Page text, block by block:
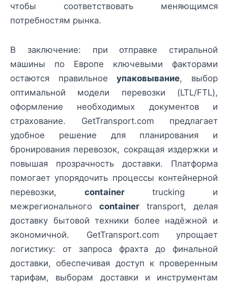
чтобы соответствовать меняющимся
потребностям рынка.
В заключение: при отправке стиральной
машины по Европе ключевыми факторами
остаются правильноеупаковывание, выбор
оптимальной модели перевозки (LTL/FTL),
оформление необходимых документов и
страхование. GetTransport.com предлагает
удобное решение для планирования и
бронирования перевозок, сокращая издержки и
повышая прозрачность доставки. Платформа
помогает упорядочить процессы контейнерной
перевозки, containertrucking и
межрегионального container transport, делая
доставку бытовой техники более надёжной и
экономичной. GetTransport.com упрощает
логистику: от запроса фрахта до финальной
доставки, обеспечивая доступ к проверенным
тарифам, выборам доставки и инструментам